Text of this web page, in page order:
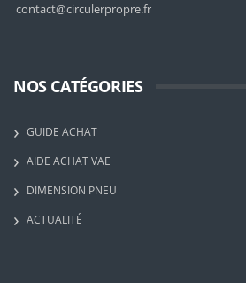
contact@circulerpropre.fr
NOS CATÉGORIES
GUIDE ACHAT
AIDE ACHAT VAE
DIMENSION PNEU
ACTUALITÉ